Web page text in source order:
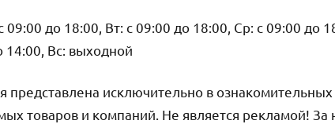
до 18:00, Вт: с 09:00 до 18:00, Ср: с 09:00 до
14:00, Вс: выходной
представлена исключительно в
товаров и компаний. Не является рекламой!